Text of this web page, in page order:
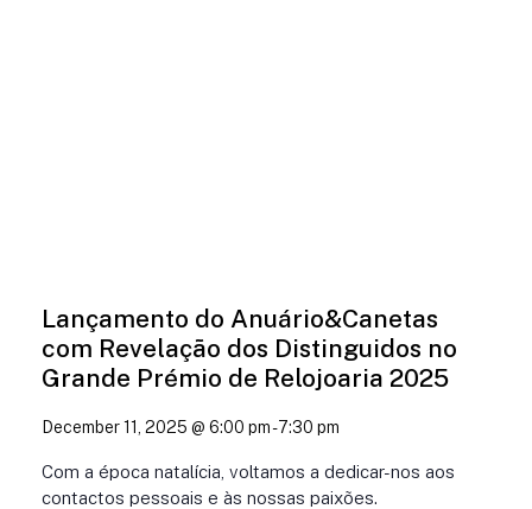
Lançamento do Anuário&Canetas
com Revelação dos Distinguidos no
Grande Prémio de Relojoaria 2025
December 11, 2025 @ 6:00 pm-7:30 pm
Com a época natalícia, voltamos a dedicar-nos aos
contactos pessoais e às nossas paixões.